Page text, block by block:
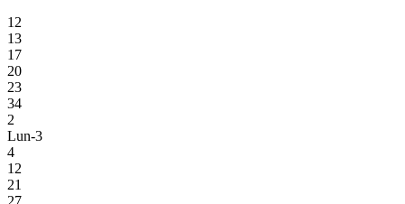
12
13
17
20
23
34
2
Lun-3
4
12
21
27